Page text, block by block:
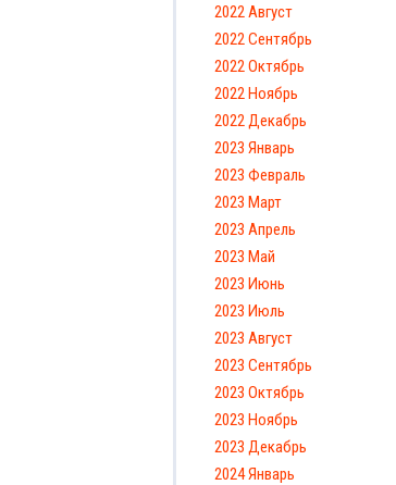
2022 Август
2022 Сентябрь
2022 Октябрь
2022 Ноябрь
2022 Декабрь
2023 Январь
2023 Февраль
2023 Март
2023 Апрель
2023 Май
2023 Июнь
2023 Июль
2023 Август
2023 Сентябрь
2023 Октябрь
2023 Ноябрь
2023 Декабрь
2024 Январь